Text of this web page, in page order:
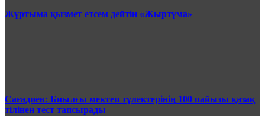
Жұртыма қызмет етсем дейтін «Жыртұма»
Сағадиев: Биылғы мектеп түлектерінің 100 пайызы қазақ
тілінен тест тапсырады